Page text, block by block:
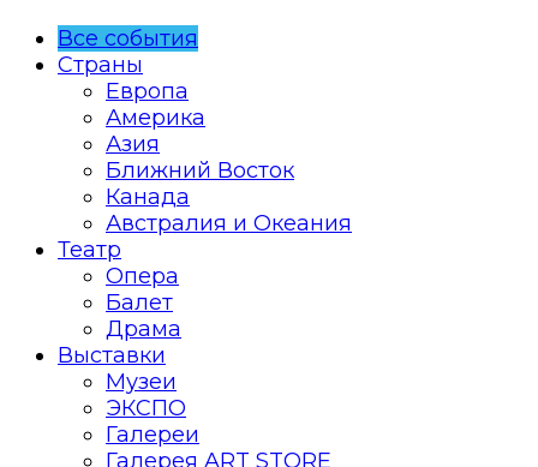
Все события
Страны
Европа
Америка
Азия
Ближний Восток
Канада
Австралия и Океания
Театр
Опера
Балет
Драма
Выставки
Музеи
ЭКСПО
Галереи
Галерея ART STORE